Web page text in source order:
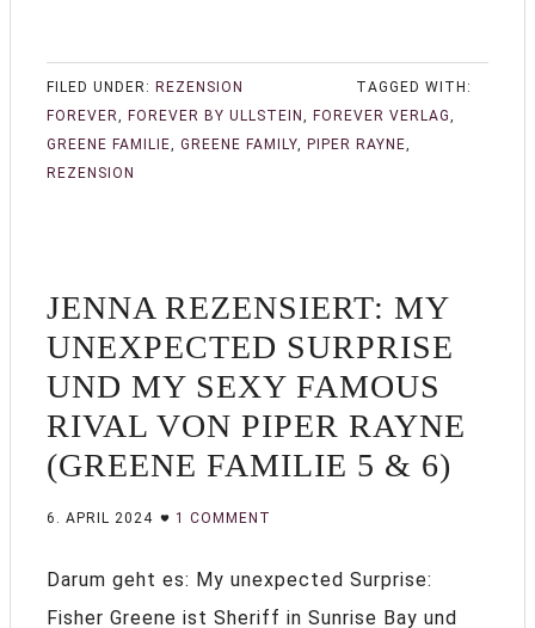
FILED UNDER: REZENSION
TAGGED WITH:
FOREVER, FOREVER BY ULLSTEIN , FOREVER VERLAG,
GREENE FAMILIE, GREENE FAMILY, PIPER RAYNE,
REZENSION
JENNA REZENSIERT: MY
UNEXPECTED SURPRISE
UND MY SEXY FAMOUS
RIVAL VON PIPER RAYNE
(GREENE FAMILIE 5 & 6)
6. APRIL 2024 1 COMMENT
Darum geht es: My unexpected Surprise:
Fisher Greene ist Sheriff in Sunrise Bay und